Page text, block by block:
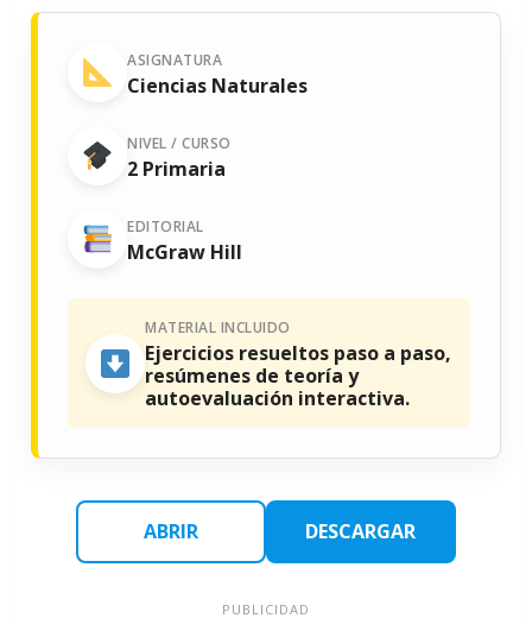
ASIGNATURA
Ciencias Naturales
NIVEL / CURSO
2 Primaria
EDITORIAL
McGraw Hill
MATERIAL INCLUIDO
Ejercicios resueltos paso a paso,
resúmenes de teoría y
autoevaluación interactiva.
ABRIR DESCARGAR